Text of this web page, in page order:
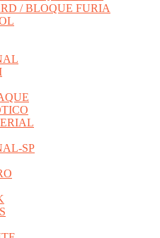
/ BLOQUE FURIA
SP